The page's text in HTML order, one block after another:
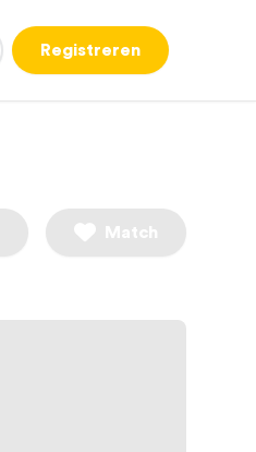
Registreren
Match